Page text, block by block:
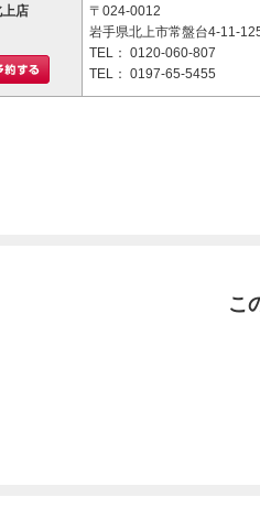
上店
〒024-0012
岩手県北上市常盤台4-11-
TEL： 0120-060-807
TEL： 0197-65-5455
こ